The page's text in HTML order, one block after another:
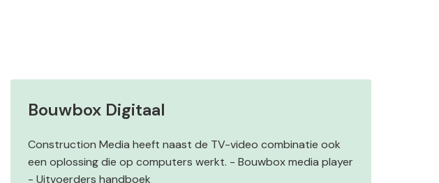
Bouwbox Digitaal
Construction Media heeft naast de TV-video combinatie ook
een oplossing die op computers werkt. - Bouwbox media player
- Uitvoerders handboek